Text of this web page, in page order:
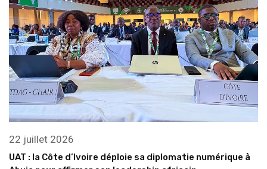
22 juillet 2026
UAT : la Côte d’Ivoire déploie sa diplomatie numérique à